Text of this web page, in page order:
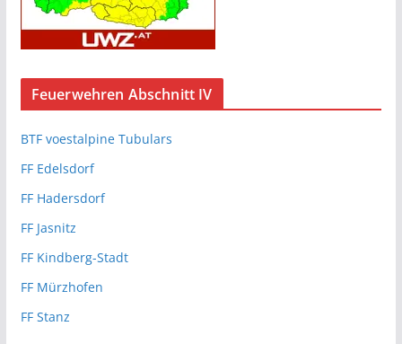
Feuerwehren Abschnitt IV
BTF voestalpine Tubulars
FF Edelsdorf
FF Hadersdorf
FF Jasnitz
FF Kindberg-Stadt
FF Mürzhofen
FF Stanz